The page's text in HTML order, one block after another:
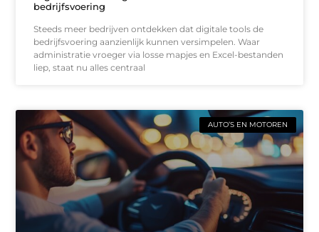
bedrijfsvoering
Steeds meer bedrijven ontdekken dat digitale tools de
bedrijfsvoering aanzienlijk kunnen versimpelen. Waar
administratie vroeger via losse mapjes en Excel-bestanden
liep, staat nu alles centraal
AUTO’S EN MOTOREN